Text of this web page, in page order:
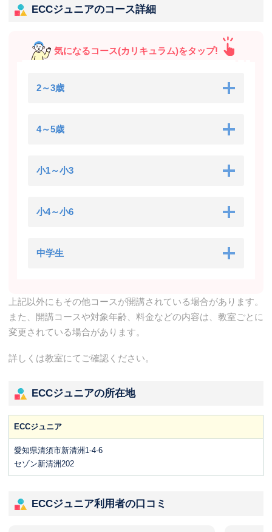
ECCジュニアのコース詳細
気になるコース(カリキュラム)をタップ!
2～3歳
4～5歳
小1～小3
小4～小6
中学生
上記以外にもその他コースが開講されている場合があります。
また、開講コースや対象年齢、料金などの内容は、教室ごとに
変更されている場合があります。
詳しくは教室にてご確認ください。
ECCジュニアの所在地
ECCジュニア
愛知県清須市新清洲1-4-6
セゾン新清洲202
ECCジュニア利用者の口コミ